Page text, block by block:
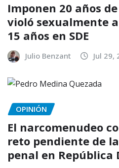
Imponen 20 años
violó sexualmente
15 años en SDE
Julio Benzant Jul 29,
OPINIÓN
El narcomenudeo
reto pendiente de
penal en República